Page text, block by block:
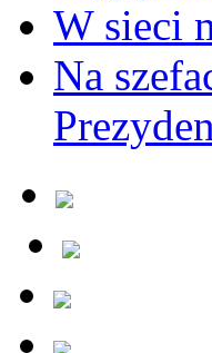
W sieci
Na